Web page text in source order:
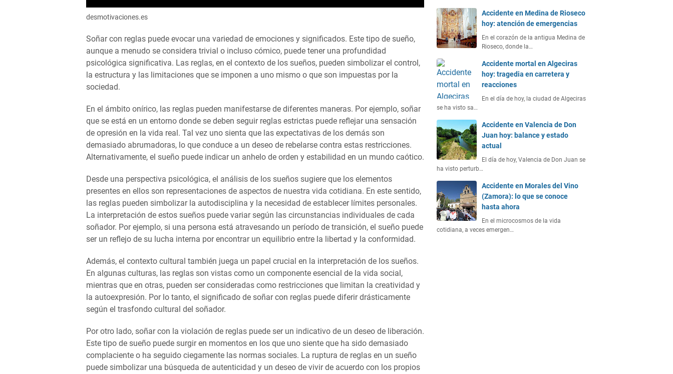
desmotivaciones.es
Soñar con reglas puede evocar una variedad de emociones y significados. Este tipo de sueño,
aunque a menudo se considera trivial o incluso cómico, puede tener una profundidad
psicológica significativa. Las reglas, en el contexto de los sueños, pueden simbolizar el control,
la estructura y las limitaciones que se imponen a uno mismo o que son impuestas por la
sociedad.
En el ámbito onírico, las reglas pueden manifestarse de diferentes maneras. Por ejemplo, soñar
que se está en un entorno donde se deben seguir reglas estrictas puede reflejar una sensación
de opresión en la vida real. Tal vez uno sienta que las expectativas de los demás son
demasiado abrumadoras, lo que conduce a un deseo de rebelarse contra estas restricciones.
Alternativamente, el sueño puede indicar un anhelo de orden y estabilidad en un mundo caótico.
Desde una perspectiva psicológica, el análisis de los sueños sugiere que los elementos
presentes en ellos son representaciones de aspectos de nuestra vida cotidiana. En este sentido,
las reglas pueden simbolizar la autodisciplina y la necesidad de establecer límites personales.
La interpretación de estos sueños puede variar según las circunstancias individuales de cada
soñador. Por ejemplo, si una persona está atravesando un período de transición, el sueño puede
ser un reflejo de su lucha interna por encontrar un equilibrio entre la libertad y la conformidad.
Además, el contexto cultural también juega un papel crucial en la interpretación de los sueños.
En algunas culturas, las reglas son vistas como un componente esencial de la vida social,
mientras que en otras, pueden ser consideradas como restricciones que limitan la creatividad y
la autoexpresión. Por lo tanto, el significado de soñar con reglas puede diferir drásticamente
según el trasfondo cultural del soñador.
Por otro lado, soñar con la violación de reglas puede ser un indicativo de un deseo de liberación.
Este tipo de sueño puede surgir en momentos en los que uno siente que ha sido demasiado
complaciente o ha seguido ciegamente las normas sociales. La ruptura de reglas en un sueño
puede simbolizar una búsqueda de autenticidad y un deseo de vivir de acuerdo con los propios
Accidente en Medina de Rioseco
hoy: atención de emergencias
En el corazón de la antigua Medina de
Rioseco, donde la…
Accidente mortal en Algeciras
hoy: tragedia en carretera y
reacciones
En el día de hoy, la ciudad de Algeciras
se ha visto sa…
Accidente en Valencia de Don
Juan hoy: balance y estado
actual
El día de hoy, Valencia de Don Juan se
ha visto perturb…
Accidente en Morales del Vino
(Zamora): lo que se conoce
hasta ahora
En el microcosmos de la vida
cotidiana, a veces emergen…